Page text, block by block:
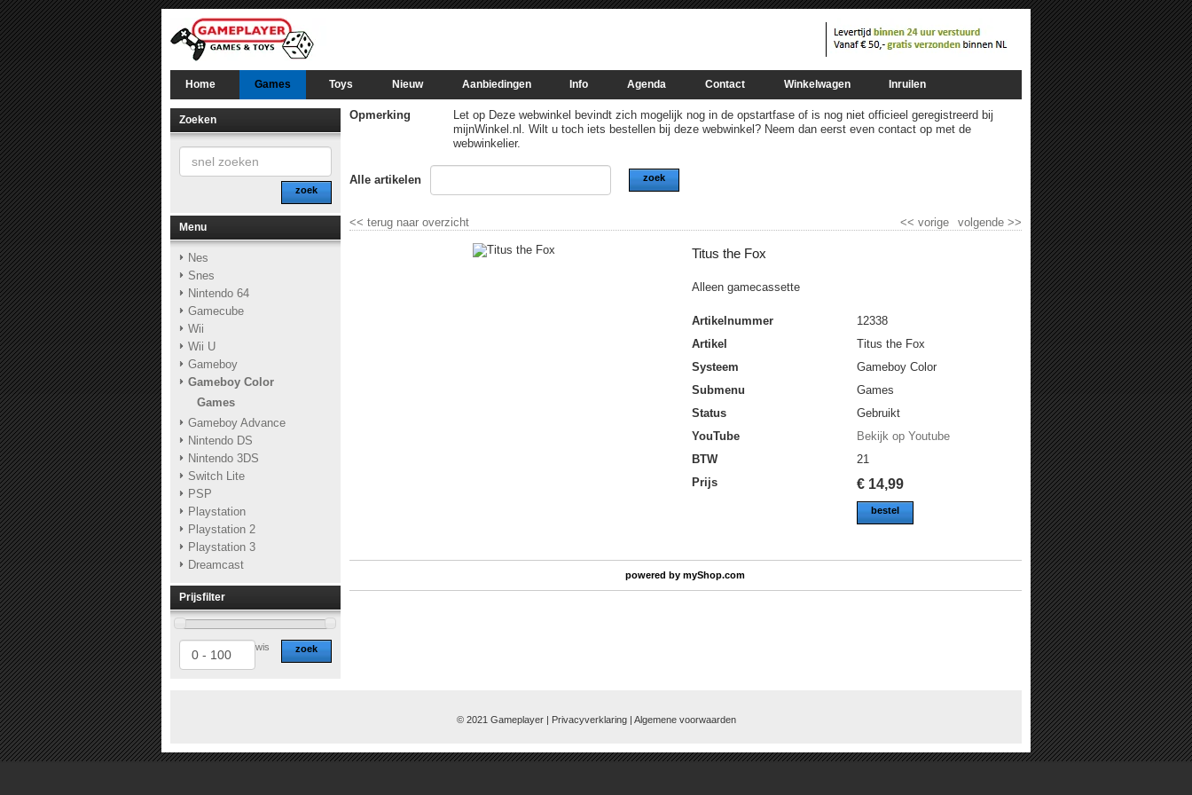
Home Games Toys Nieuw Aanbiedingen Info Agenda Contact Winkelwagen Inruilen
Zoeken
zoek
Menu
Nes
Snes
Nintendo 64
Gamecube
Wii
Wii U
Gameboy
Gameboy Color
Games
Gameboy Advance
Nintendo DS
Nintendo 3DS
Switch Lite
PSP
Playstation
Playstation 2
Playstation 3
Dreamcast
Prijsfilter
zoek
wis
Opmerking
Let op Deze webwinkel bevindt zich mogelijk nog in de opstartfase of is nog niet officieel geregistreerd bij
mijnWinkel.nl. Wilt u toch iets bestellen bij deze webwinkel? Neem dan eerst even contact op met de
webwinkelier.
Alle artikelen zoek
<< terug naar overzicht volgende>>
<< vorige
Titus the Fox
Alleen gamecassette
Artikelnummer
12338
Artikel
Titus the Fox
Systeem
Gameboy Color
Submenu
Games
Status
Gebruikt
YouTube
Bekijk op Youtube
BTW
21
Prijs
€ 14,99
bestel
powered bymyShop.com
© 2021 Gameplayer | Privacyverklaring | Algemene voorwaarden